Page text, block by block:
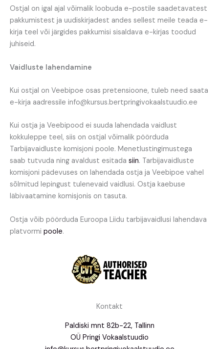
Ostjal on igal ajal võimalik loobuda e-postile saadetavatest
pakkumistest ja uudiskirjadest andes sellest meile teada e-
kirja teel või järgides pakkumisi sisaldava e-kirjas toodud
juhiseid.
Vaidluste lahendamine
Kui ostjal on Veebipoe osas pretensioone, tuleb need saata
e-kirja aadressile info@kursus.bertpringivokaalstuudio.ee
Kui ostja ja Veebipood ei suuda lahendada vaidlust
kokkuleppe teel, siis on ostjal võimalik pöörduda
Tarbijavaidluste komisjoni poole. Menetlustingimustega
saab tutvuda ning avaldust esitada siin. Tarbijavaidluste
komisjoni pädevuses on lahendada ostja ja Veebipoe vahel
sõlmitud lepingust tulenevaid vaidlusi. Ostja kaebuse
läbivaatamine komisjonis on tasuta.
Ostja võib pöörduda Euroopa Liidu tarbijavaidlusi lahendava
platvormi poole.
Kontakt
Paldiski mnt 82b-22, Tallinn
OÜ Pringi Vokaalstuudio